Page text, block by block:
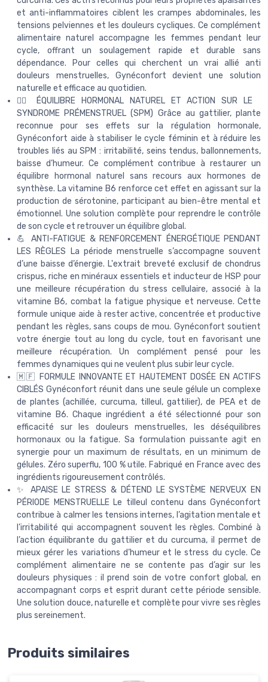
et anti-inflammatoires ciblent les crampes abdominales, les
tensions pelviennes et les douleurs cycliques. Ce complément
alimentaire naturel accompagne les femmes pendant leur
cycle, offrant un soulagement rapide et durable sans
dépendance. Pour celles qui cherchent un vrai allié anti
douleurs menstruelles, Gynéconfort devient une solution
naturelle et efficace au quotidien.
🧘‍♀️ ÉQUILIBRE HORMONAL NATUREL ET ACTION SUR LE
SYNDROME PRÉMENSTRUEL (SPM) Grâce au gattilier, plante
reconnue pour ses effets sur la régulation hormonale,
Gynéconfort aide à stabiliser le cycle féminin et à réduire les
troubles liés au SPM : irritabilité, seins tendus, ballonnements,
baisse d’humeur. Ce complément contribue à restaurer un
équilibre hormonal naturel sans recours aux hormones de
synthèse. La vitamine B6 renforce cet effet en agissant sur la
production de sérotonine, participant au bien-être mental et
émotionnel. Une solution complète pour reprendre le contrôle
de son cycle et retrouver un équilibre global.
💪 ANTI-FATIGUE & RENFORCEMENT ÉNERGÉTIQUE PENDANT
LES RÈGLES La période menstruelle s’accompagne souvent
d’une baisse d’énergie. L'extrait breveté exclusif de chondrus
crispus, riche en minéraux essentiels et inducteur de HSP pour
une meilleure récupération du stress cellulaire, associé à la
vitamine B6, combat la fatigue physique et nerveuse. Cette
formule unique aide à rester active, concentrée et productive
pendant les règles, sans coups de mou. Gynéconfort soutient
votre énergie tout au long du cycle, tout en favorisant une
meilleure récupération. Un complément pensé pour les
femmes dynamiques qui ne veulent plus subir leur cycle.
🇲🇫 FORMULE INNOVANTE ET HAUTEMENT DOSÉE EN ACTIFS
CIBLÉS Gynéconfort réunit dans une seule gélule un complexe
de plantes (achillée, curcuma, tilleul, gattilier), de PEA et de
vitamine B6. Chaque ingrédient a été sélectionné pour son
efficacité sur les douleurs menstruelles, les déséquilibres
hormonaux ou la fatigue. Sa formulation puissante agit en
synergie pour un maximum de résultats, en un minimum de
gélules. Zéro superflu, 100 % utile. Fabriqué en France avec des
ingrédients rigoureusement contrôlés.
✨ APAISE LE STRESS & DÉTEND LE SYSTÈME NERVEUX EN
PÉRIODE MENSTRUELLE Le tilleul contenu dans Gynéconfort
contribue à calmer les tensions internes, l’agitation mentale et
l’irritabilité qui accompagnent souvent les règles. Combiné à
l’action équilibrante du gattilier et du curcuma, il permet de
mieux gérer les variations d’humeur et le stress du cycle. Ce
complément alimentaire ne se contente pas d’agir sur les
douleurs physiques : il prend soin de votre confort global, en
accompagnant corps et esprit durant cette période sensible.
Une solution douce, naturelle et complète pour vivre ses règles
plus sereinement.
Produits similaires